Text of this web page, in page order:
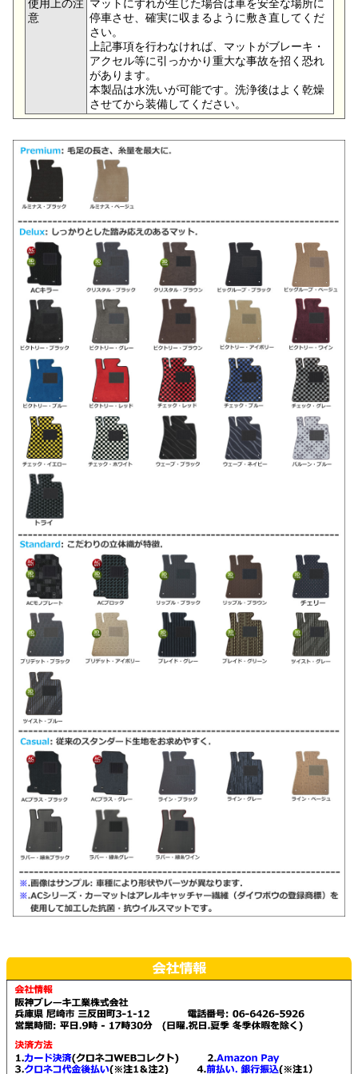
使用上の注
意
マットにずれが生じた場合は車を安全な場所に
停車させ、確実に収まるように敷き直してくだ
さい。
上記事項を行わなければ、マットがブレーキ・
アクセル等に引っかかり重大な事故を招く恐れ
があります。
本製品は水洗いが可能です。洗浄後はよく乾燥
させてから装備してください。